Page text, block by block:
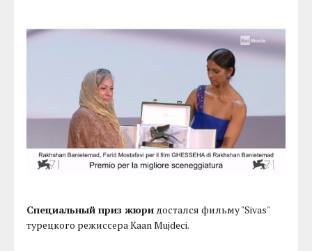
Специальный приз жюри достался фильму "Sivas"
турецкого режиссера Kaan Mujdeci.